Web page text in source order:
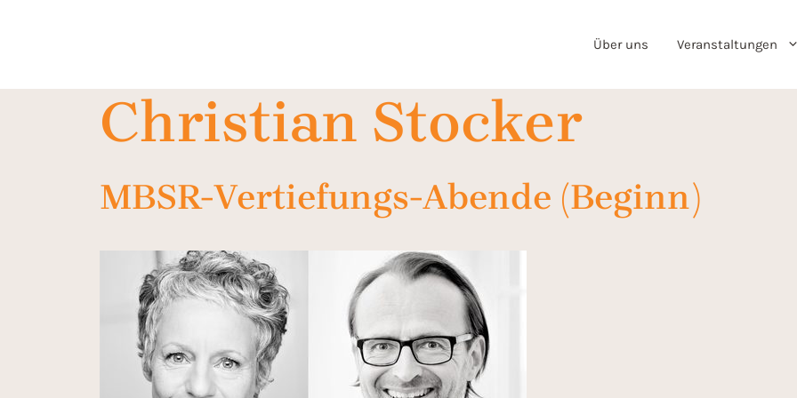
Über uns Veranstaltungen
Christian Stocker
MBSR-Vertiefungs-Abende (Beginn)